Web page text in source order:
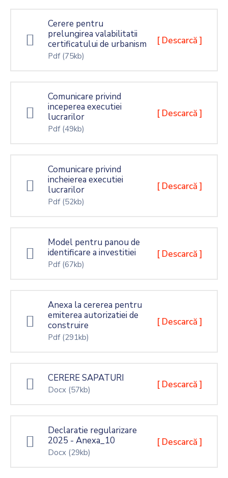
Cerere pentru
prelungirea valabilitatii
certificatului de urbanism
Pdf (75kb)
[ Descarcă ]
Comunicare privind
inceperea executiei
lucrarilor
Pdf (49kb)
[ Descarcă ]
Comunicare privind
incheierea executiei
lucrarilor
Pdf (52kb)
[ Descarcă ]
Model pentru panou de
identificare a investitiei
Pdf (67kb)
[ Descarcă ]
Anexa la cererea pentru
emiterea autorizatiei de
construire
Pdf (291kb)
[ Descarcă ]
CERERE SAPATURI
Docx (57kb) [ Descarcă ]
Declaratie regularizare
2025 - Anexa_10
Docx (29kb)
[ Descarcă ]